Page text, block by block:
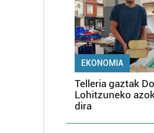
EKONOMIA
Telleria gaztak
Lohitzuneko
dira